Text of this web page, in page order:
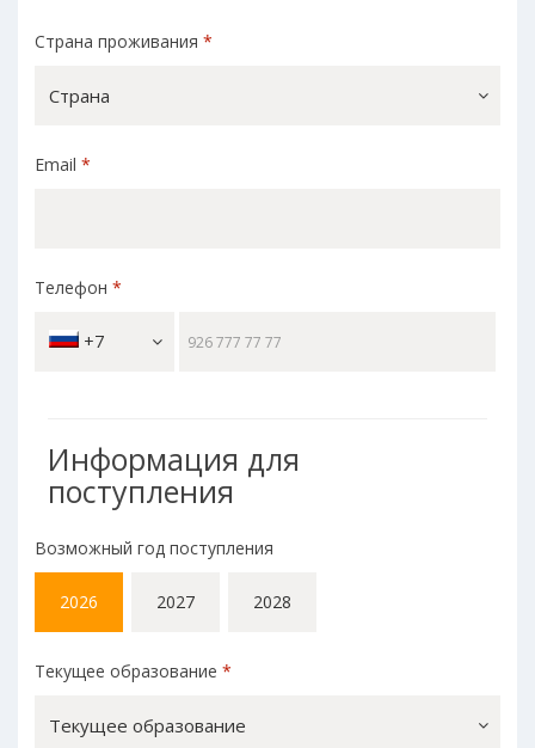
Страна проживания *
Страна
Email *
Телефон *
+7
Информация для
поступления
Возможный год поступления
2026 2027 2028
Текущее образование *
Текущее образование